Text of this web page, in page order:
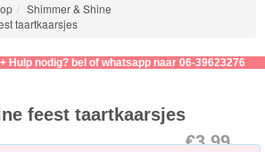
Shimmer & Shine
taartkaarsjes
nodig? bel of whatsapp naar 06-39623276
€3.99
feest taartkaarsjes